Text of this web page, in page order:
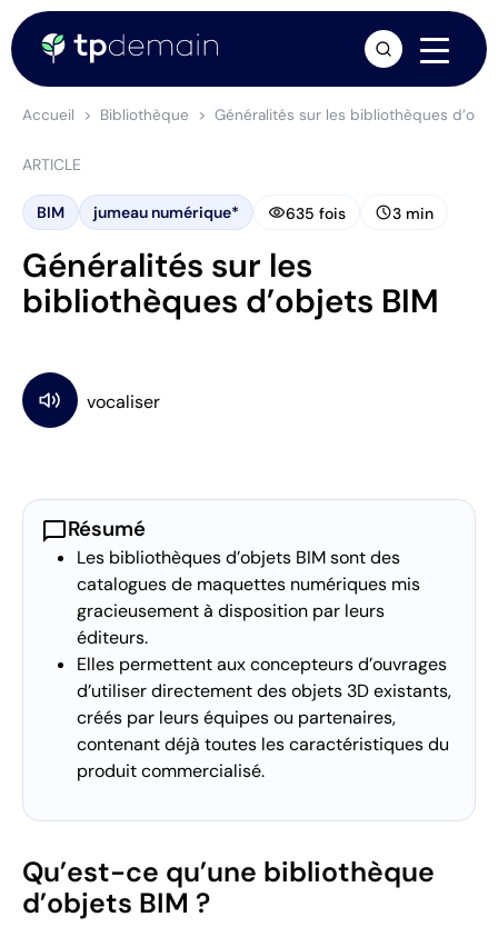
Accueil Bibliothèque Généralités sur les bibliothèques
ARTICLE
BIM jumeau numérique* visibility635 fois schedule3 min
Généralités sur les
bibliothèques d’objets BIM
chat_bubbleRésumé
Les bibliothèques d’objets BIM sont des
catalogues de maquettes numériques mis
gracieusement à disposition par leurs
éditeurs.
Elles permettent aux concepteurs d’ouvrages
d’utiliser directement des objets 3D existants,
créés par leurs équipes ou partenaires,
contenant déjà toutes les caractéristiques du
produit commercialisé.
Qu’est-ce qu’une bibliothèque
d’objets BIM ?
arrow_forward